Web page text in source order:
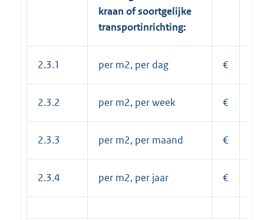
kraan of soortgelijke
transportinrichting:
2.3.1 per m2, per dag €
2.3.2 per m2, per week €
2.3.3 per m2, per maand €
2.3.4 per m2, per jaar €